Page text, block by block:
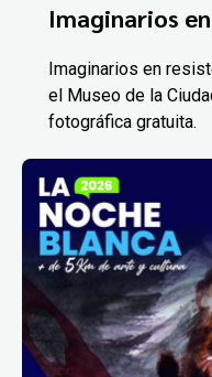
Imaginarios
Imaginarios en
el Museo de la
fotográfica gratuita.